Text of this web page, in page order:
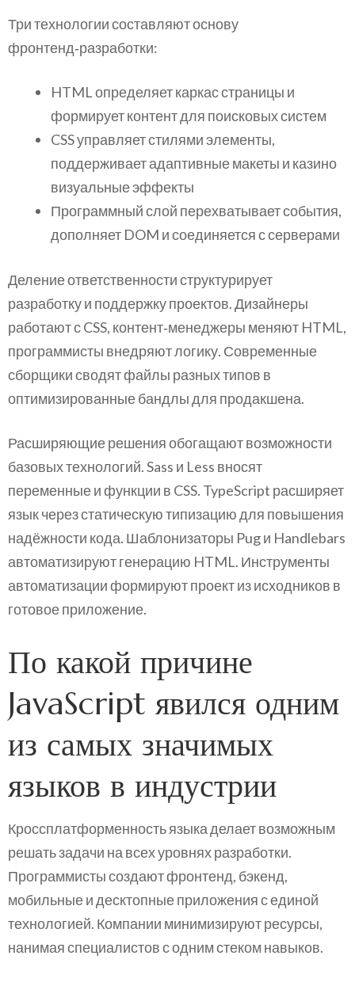
Три технологии составляют основу
фронтенд‑разработки:
HTML определяет каркас страницы и
формирует контент для поисковых систем
CSS управляет стилями элементы,
поддерживает адаптивные макеты и казино
визуальные эффекты
Программный слой перехватывает события,
дополняет DOM и соединяется с серверами
Деление ответственности структурирует
разработку и поддержку проектов. Дизайнеры
работают с CSS, контент‑менеджеры меняют HTML,
программисты внедряют логику. Современные
сборщики сводят файлы разных типов в
оптимизированные бандлы для продакшена.
Расширяющие решения обогащают возможности
базовых технологий. Sass и Less вносят
переменные и функции в CSS. TypeScript расширяет
язык через статическую типизацию для повышения
надёжности кода. Шаблонизаторы Pug и Handlebars
автоматизируют генерацию HTML. Инструменты
автоматизации формируют проект из исходников в
готовое приложение.
По какой причине
JavaScript явился одним
из самых значимых
языков в индустрии
Кроссплатформенность языка делает возможным
решать задачи на всех уровнях разработки.
Программисты создают фронтенд, бэкенд,
мобильные и десктопные приложения с единой
технологией. Компании минимизируют ресурсы,
нанимая специалистов с одним стеком навыков.